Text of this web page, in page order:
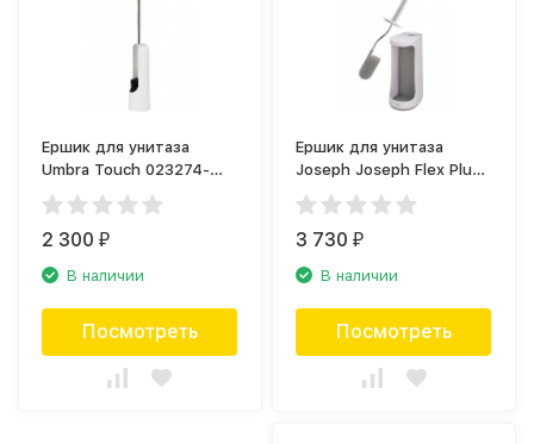
Ершик для унитаза
Umbra Touch 023274-
660
2 300₽
В наличии
Посмотреть
Ершик для унитаза
Joseph Joseph Flex Plus
70537
3 730₽
В наличии
Посмотреть